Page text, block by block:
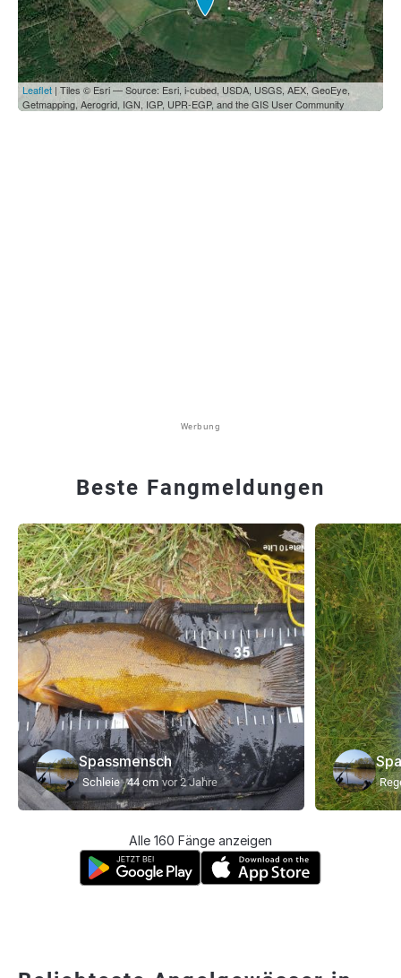
Leaflet | Tiles © Esri — Source: Esri, i-cubed, USDA, USGS, AEX, GeoEye,
Getmapping, Aerogrid, IGN, IGP, UPR-EGP, and the GIS User Community
Werbung
Beste Fangmeldungen
Spassmensch
Schleie 44 cm vor 2 Jahre
Alle 160 Fänge anzeigen